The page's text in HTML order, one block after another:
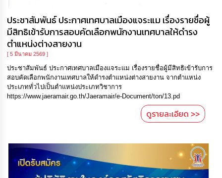
ประชาสัมพันธ์ ประกาศเทศบาลเมืองแจระแม เรื่องรายชื่อผู้
มีสิทธิเข้ารับการสอบคัดเลือกพนักงานเทศบาลให้ดำรง
ตำแหน่งต่างสายงาน
[ 5 มีนาคม 2569 ]
ประชาสัมพันธ์ ประกาศเทศบาลเมืองแจระแม เรื่องรายชื่อผู้มีสิทธิเข้ารับการ
สอบคัดเลือกพนักงานเทศบาลให้ดำรงตำแหน่งต่างสายงาน จากตำแหน่ง
ประเภททั่วไปเป็นตำแหน่งประเภทวิชาการ
https://www.jaeramair.go.th/Jaeramair/e-Document/ton/13.pd
ดูรายละเอียด >>